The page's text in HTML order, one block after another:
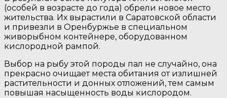
(особей в возрасте до года) обрели новое место
жительства. Их вырастили в Саратовской области
и привезли в Оренбуржье в специальном
живорыбном контейнере, оборудованном
кислородной рампой.
Выбор на рыбу этой породы пал не случайно, она
прекрасно очищает места обитания от излишней
растительности и донных отложений, тем самым
повышая насыщенность воды кислородом.